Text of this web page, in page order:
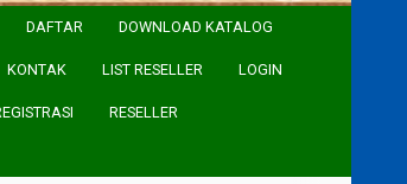
DAFTAR DOWNLOAD KATALOG
KONTAK LIST RESELLER LOGIN
RESELLER